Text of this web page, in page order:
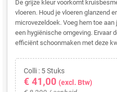
De grijze kleur voorkomt
vloeren. Houd je vloeren glanzend
microvezeldoek. Voeg hem toe
een hygiënische omgeving. Ervaar
efficiënt schoonmaken met deze
Colli : 5 Stuks
€ 41,00 (excl. Btw)